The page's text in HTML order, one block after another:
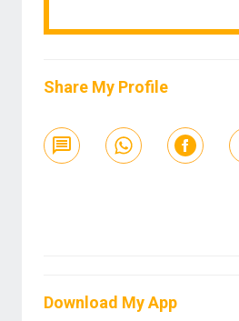
Share My Profile
Download My App